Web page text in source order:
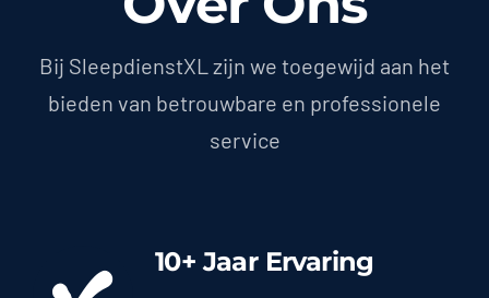
Bij SleepdienstXL zijn we toegewijd aan het
bieden van betrouwbare en professionele
service
10+ Jaar Ervaring